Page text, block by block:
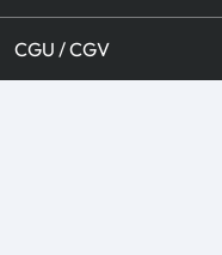
CGU / CGV